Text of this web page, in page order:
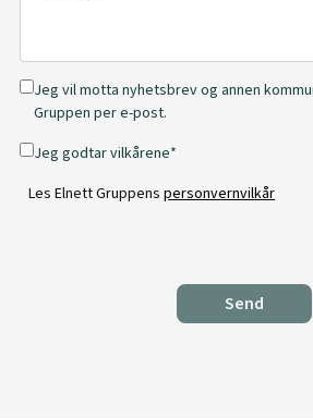
Jeg vil motta nyhetsbrev og annen
Gruppen per e-post.
Jeg godtar vilkårene*
Les Elnett Gruppenspersonvernvilkår